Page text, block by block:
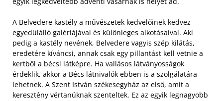
A Belvedere kastély a művészetek kedvelőinek kedvez
egyedülálló galériájával és különleges alkotásaival. Aki
pedig a kastély nevének, Belvedere vagyis szép kilátás,
eredetére kíváncsi, annak csak egy pillantást kell vetnie a
kertből a bécsi látképre. Ha vallásos látványosságok
érdeklik, akkor a Bécs látnivalók ebben is a szolgálatára
lehetnek. A Szent István székesegyház az első, amit a
keresztény vértanúknak szenteltek. Ez az egyik legnagyobb